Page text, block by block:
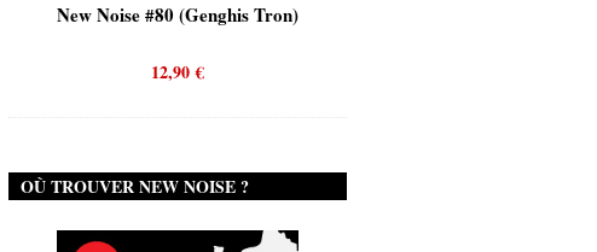
New Noise #80 (Genghis Tron)
12,90€
OÙ TROUVER NEW NOISE ?